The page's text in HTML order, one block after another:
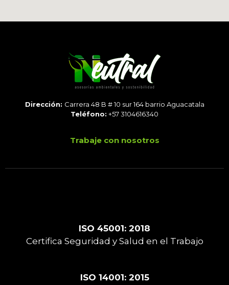
Dirección: Carrera 48 B # 10 sur 164 barrio Aguacatala
Teléfono: +57 3104616340
Trabaje con nosotros
ISO 45001: 2018
Certifica Seguridad y Salud en el Trabajo
ISO 14001: 2015